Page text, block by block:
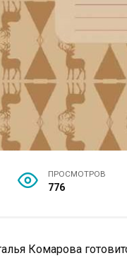
ПРОСМОТРОВ
776
Комарова